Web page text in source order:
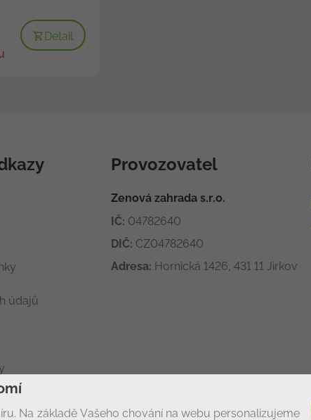
Detail
údajů
Provozovatel
Zenová zahrada s.r.o.
IČ: 04782640
DIČ: CZ04782640
Adresa: Hornická 1426, 431 11 Jirkov
Na základě Vašeho chování na webu personalizujeme